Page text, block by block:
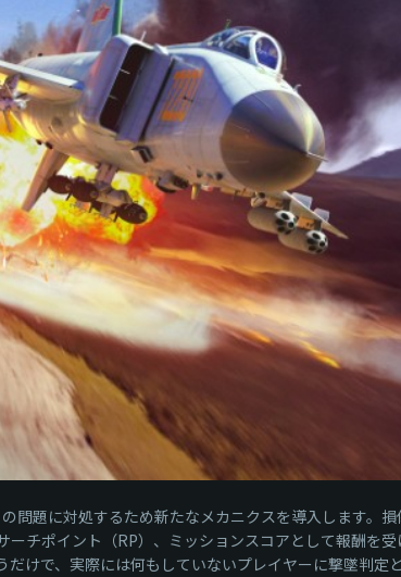
問題に対処するため新たなメカニクスを導入します。
チポイント（RP）、ミッションスコアとして報酬を
けで、実際には何もしていないプレイヤーに撃墜判定